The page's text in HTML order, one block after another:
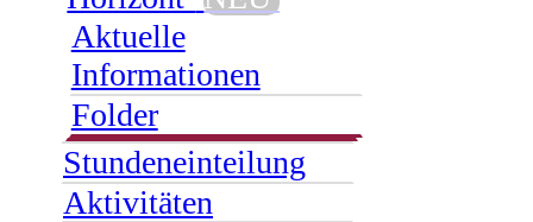
Aktuelle
Informationen
Folder
Stundeneinteilung
Aktivitäten